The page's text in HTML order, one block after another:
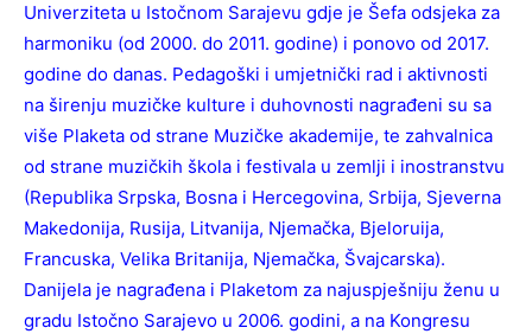
Univerziteta u Istočnom Sarajevu gdje je Šefa odsjeka za
harmoniku (od 2000. do 2011. godine) i ponovo od 2017.
godine do danas. Pedagoški i umjetnički rad i aktivnosti
na širenju muzičke kulture i duhovnosti nagrađeni su sa
više Plaketa od strane Muzičke akademije, te zahvalnica
od strane muzičkih škola i festivala u zemlji i inostranstvu
(Republika Srpska, Bosna i Hercegovina, Srbija, Sjeverna
Makedonija, Rusija, Litvanija, Njemačka, Bjeloruija,
Francuska, Velika Britanija, Njemačka, Švajcarska).
Danijela je nagrađena i Plaketom za najuspješniju ženu u
gradu Istočno Sarajevo u 2006. godini, a na Kongresu